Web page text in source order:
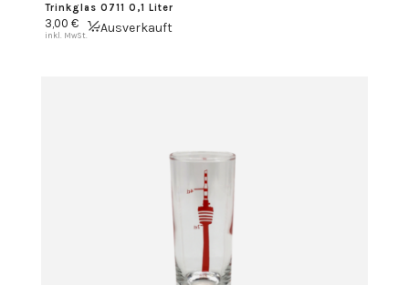
Trinkglas 0711 0,1 Liter
3,00 €
inkl. MwSt. Ausverkauft